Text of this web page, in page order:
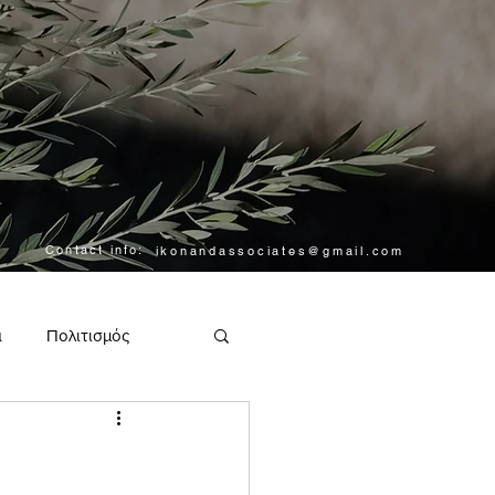
ikonandassociates@gmail.com
Contact info:
Πολιτισμός